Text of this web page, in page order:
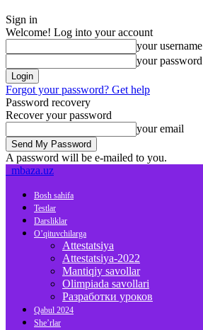
Sign in
Welcome! Log into your account
your username
your password
Forgot your password? Get help
Password recovery
Recover your password
your email
A password will be e-mailed to you.
mbaza.uz
Bosh sahifa
Testlar
Darsliklar
O’qituvchilarga
Attestatsiya
Attestatsiya-2022
Mantiqiy savollar
Olimpiada savollari
Разработки уроков
Qabul 2024
She’rlar